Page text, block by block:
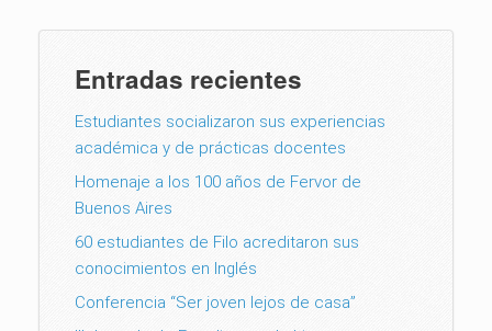
Entradas recientes
Estudiantes socializaron sus experiencias
académica y de prácticas docentes
Homenaje a los 100 años de Fervor de
Buenos Aires
60 estudiantes de Filo acreditaron sus
conocimientos en Inglés
Conferencia “Ser joven lejos de casa”